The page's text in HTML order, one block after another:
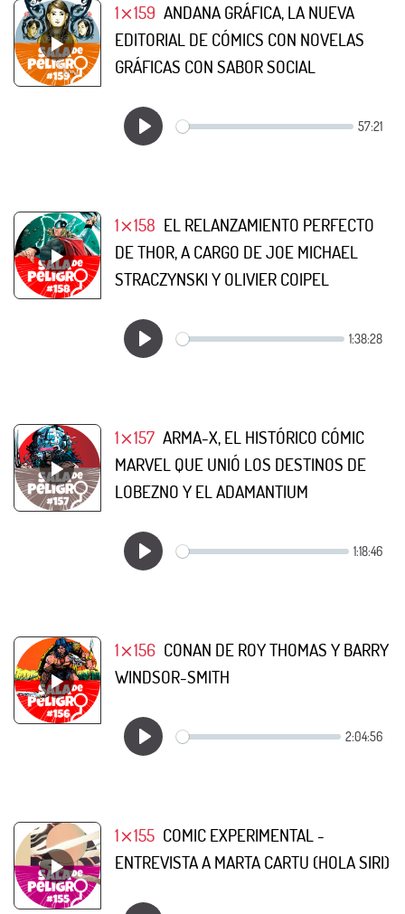
1⨯159 ANDANA GRÁFICA, LA NUEVA
EDITORIAL DE CÓMICS CON NOVELAS
GRÁFICAS CON SABOR SOCIAL
1⨯158 EL RELANZAMIENTO PERFECTO
DE THOR, A CARGO DE JOE MICHAEL
STRACZYNSKI Y OLIVIER COIPEL
1⨯157 ARMA-X, EL HISTÓRICO CÓMIC
MARVEL QUE UNIÓ LOS DESTINOS DE
LOBEZNO Y EL ADAMANTIUM
1⨯156 CONAN DE ROY THOMAS Y BARRY
WINDSOR-SMITH
1⨯155 COMIC EXPERIMENTAL -
ENTREVISTA A MARTA CARTU (HOLA SIRI)